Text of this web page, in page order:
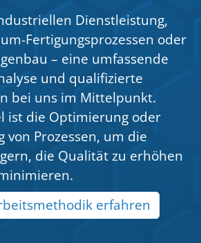
Dienstleistung,
Fertigungsprozessen oder
– eine umfassende
und qualifizierte
bei uns im Mittelpunkt.
ist die Optimierung oder
von Prozessen, um die
die Qualität zu erhöhen
erfahren